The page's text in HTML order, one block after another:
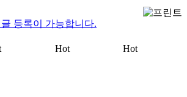
등록이 가능합니다.
Hot Hot